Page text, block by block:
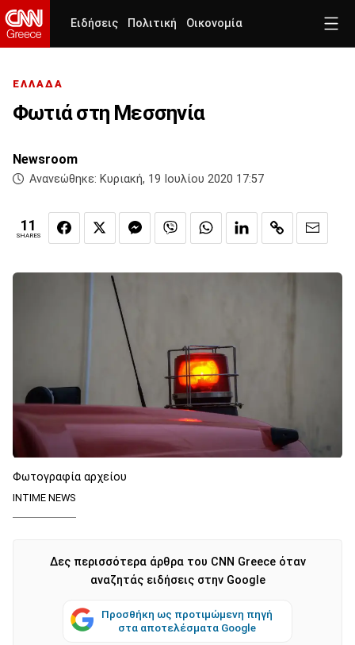
Ειδήσεις Πολιτική Οικονομία
ΕΛΛΑΔΑ
Φωτιά στη Μεσσηνία
Newsroom
Ανανεώθηκε: Κυριακή, 19 Ιουλίου 2020 17:57
11
SHARES
Φωτογραφία αρχείου
INTIME NEWS
Δες περισσότερα άρθρα του CNN Greece όταν
αναζητάς ειδήσεις στην Google
Προσθήκη ως προτιμώμενη πηγή
στα αποτελέσματα Google